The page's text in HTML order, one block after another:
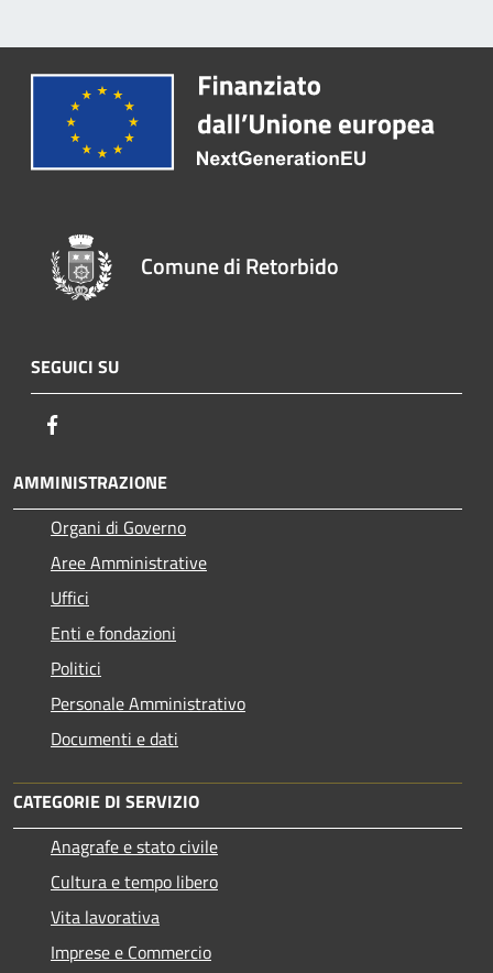
Comune di Retorbido
SEGUICI SU
AMMINISTRAZIONE
Organi di Governo
Aree Amministrative
Uffici
Enti e fondazioni
Politici
Personale Amministrativo
Documenti e dati
CATEGORIE DI SERVIZIO
Anagrafe e stato civile
Cultura e tempo libero
Vita lavorativa
Imprese e Commercio